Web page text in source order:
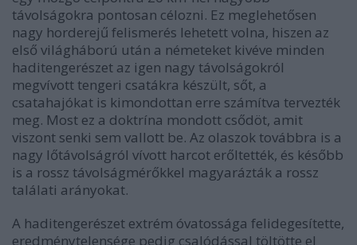
távolságokra pontosan célozni. Ez meglehetősen
nagy horderejű felismerés lehetett volna, hiszen az
első világháború után a németeket kivéve minden
haditengerészet az igen nagy távolságokról
megvívott tengeri csatákra készült, sőt, a
csatahajókat is kimondottan erre számítva tervezték
meg. Most ez a doktrína mondott csődöt, amit
viszont senki sem vallott be. Az olaszok továbbra is a
nagy lőtávolságról vívott harcot erőltették, és később
is a rossz távolságmérőkkel magyarázták a rossz
találati arányokat.
A haditengerészet extrém óvatossága felidegesítette,
eredménytelensége pedig csalódással töltötte el